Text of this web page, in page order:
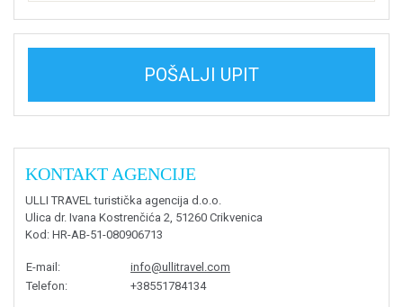
POŠALJI UPIT
KONTAKT AGENCIJE
ULLI TRAVEL turistička agencija d.o.o.
Ulica dr. Ivana Kostrenčića 2, 51260 Crikvenica
Kod : HR-AB-51-080906713
E-mail :
info@ullitravel.com
Telefon: +38551784134